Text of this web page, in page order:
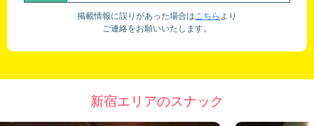
掲載情報に誤りがあった場合はこちら より
ご連絡をお願いいたします。
新宿エリアのスナック